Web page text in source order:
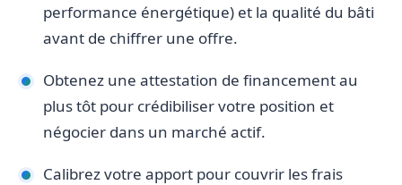
performance énergétique) et la qualité du bâti
avant de chiffrer une offre.
Obtenez une attestation de financement au
plus tôt pour crédibiliser votre position et
négocier dans un marché actif.
Calibrez votre apport pour couvrir les frais